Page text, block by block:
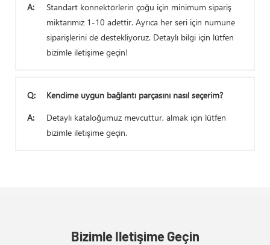
A:
Standart konnektörlerin çoğu için minimum sipariş
miktarımız 1-10 adettir. Ayrıca her seri için numune
siparişlerini de destekliyoruz. Detaylı bilgi için lütfen
bizimle iletişime geçin!
Q:
Kendime uygun bağlantı parçasını nasıl seçerim?
A:
Detaylı kataloğumuz mevcuttur, almak için lütfen
bizimle iletişime geçin.
Bizimle Iletişime Geçin